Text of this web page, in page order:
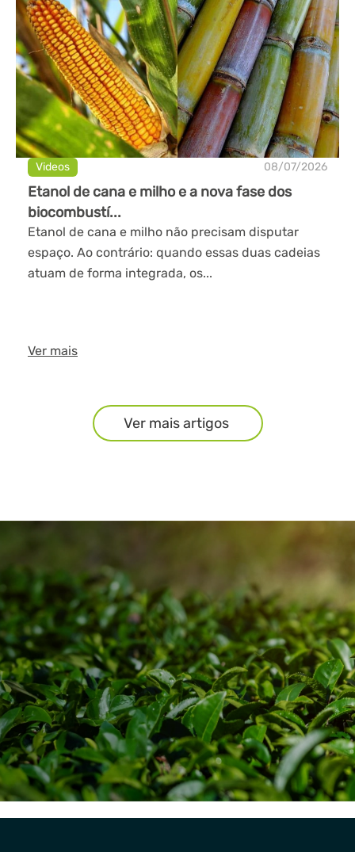
Videos 08/07/2026
Etanol de cana e milho e a nova fase dos
biocombustí...
Etanol de cana e milho não precisam disputar
espaço. Ao contrário: quando essas duas cadeias
atuam de forma integrada, os...
Ver mais
Ver mais artigos